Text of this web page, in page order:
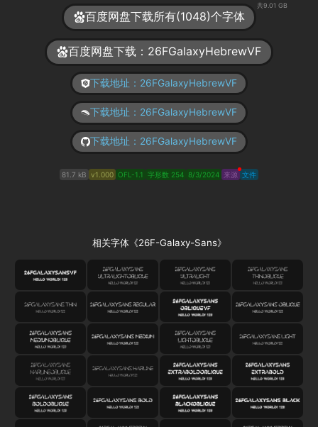
百度网盘下载所有(1048)个字体
共9.01 GB
百度网盘下载：26FGalaxyHebrewVF
下载地址：26FGalaxyHebrewVF
下载地址：26FGalaxyHebrewVF
下载地址：26FGalaxyHebrewVF
81.7 kB v1.000 OFL-1.1 字形数 254 8/3/2024 来源 文件
相关字体《26F-Galaxy-Sans》